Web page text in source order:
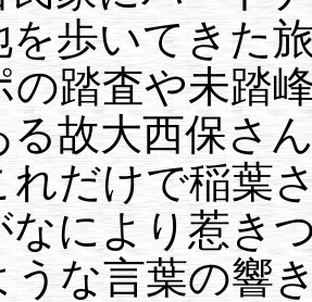
を歩いてきた
の踏査や未踏
る故大西保さ
れだけで稲葉
なにより惹き
うな言葉の響